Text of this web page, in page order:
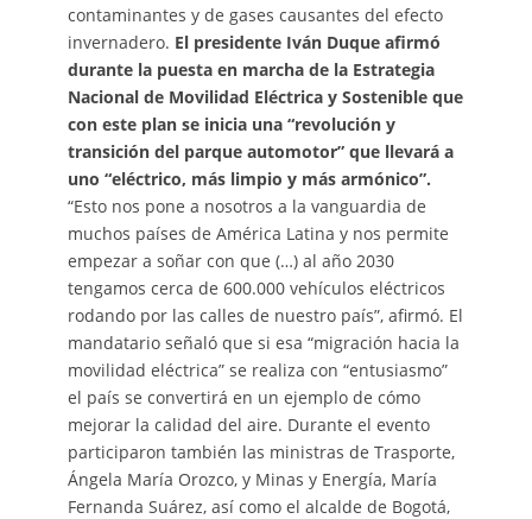
contaminantes y de gases causantes del efecto
invernadero. El presidente Iván Duque afirmó
durante la puesta en marcha de la Estrategia
Nacional de Movilidad Eléctrica y Sostenible que
con este plan se inicia una “revolución y
transición del parque automotor” que llevará a
uno “eléctrico, más limpio y más armónico”.
“Esto nos pone a nosotros a la vanguardia de
muchos países de América Latina y nos permite
empezar a soñar con que (…) al año 2030
tengamos cerca de 600.000 vehículos eléctricos
rodando por las calles de nuestro país”, afirmó. El
mandatario señaló que si esa “migración hacia la
movilidad eléctrica” se realiza con “entusiasmo”
el país se convertirá en un ejemplo de cómo
mejorar la calidad del aire. Durante el evento
participaron también las ministras de Trasporte,
Ángela María Orozco, y Minas y Energía, María
Fernanda Suárez, así como el alcalde de Bogotá,